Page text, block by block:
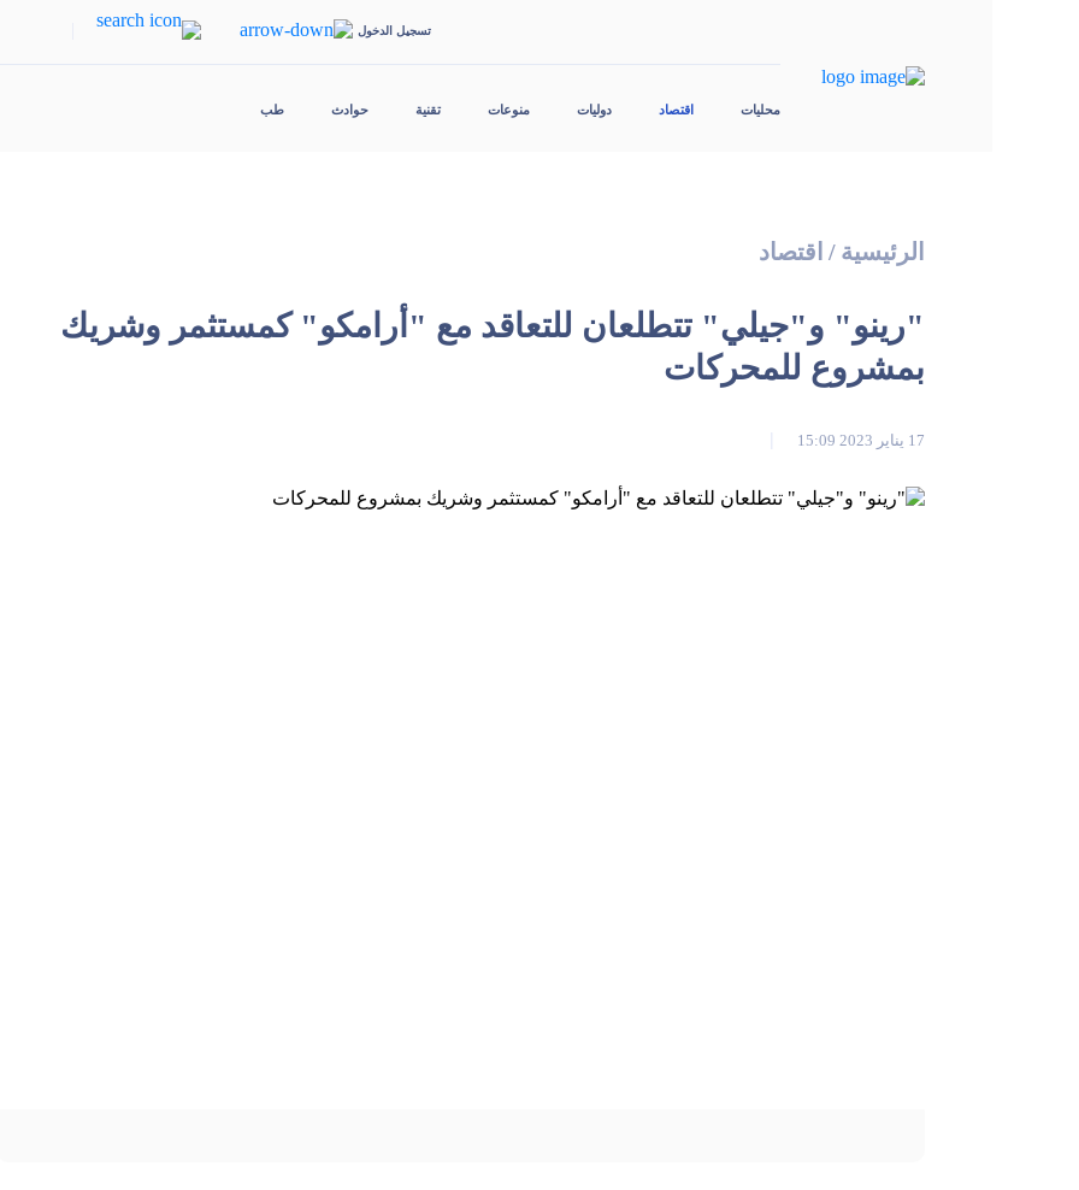
تسجيل الدخول
محليات اقتصاد دوليات منوعات تقنية حوادث طب
الرئيسية / اقتصاد
"رينو" و"جيلي" تتطلعان للتعاقد مع "أرامكو" كمستثمر وشريك
بمشروع للمحركات
17 يناير 2023 15:09